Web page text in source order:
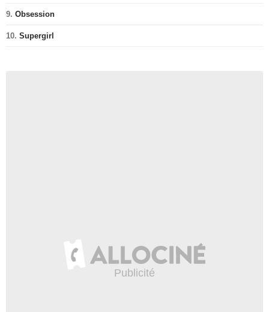
9. Obsession
10. Supergirl